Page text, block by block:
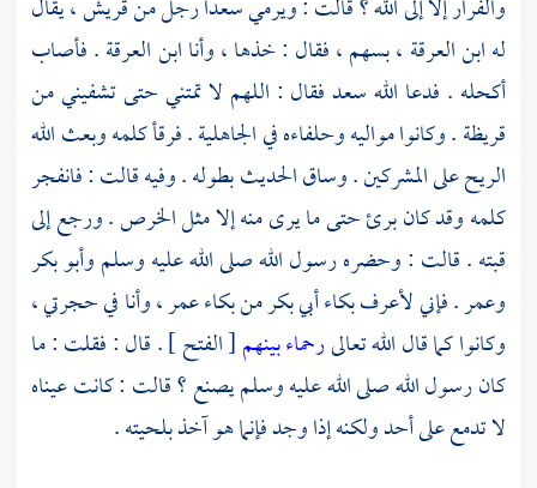
والفرار إلا إلى الله ؟ قالت : ويرميسعدارجل منقريش ،يقال
لهابن العرقة ،بسهم ، فقال : خذها ، وأناابن العرقة. فأصاب
أكحله . فدعا اللهسعدفقال : اللهم لا تمتني حتى تشفيني من
قريظة. وكانوا مواليه وحلفاءه في الجاهلية . فرقأ كلمه وبعث الله
الريح على المشركين . وساق الحديث بطوله . وفيه قالت : فانفجر
كلمه وقد كان برئ حتى ما يرى منه إلا مثل الخرص . ورجع إلى
قبته . قالت : وحضره رسول الله صلى الله عليه وسلموأبو بكر
وعمر. فإني لأعرف بكاءأبي بكرمن بكاءعمر ،وأنا في حجرتي ،
وكانوا كما قال الله تعالىرحماء بينهم[ الفتح ] . قال : فقلت : ما
كان رسول الله صلى الله عليه وسلم يصنع ؟ قالت : كانت عيناه
لا تدمع على أحد ولكنه إذا وجد فإنما هو آخذ بلحيته .